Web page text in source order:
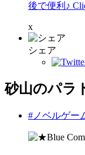
後で便利♪
x
シェア
砂山のパラ
#ノベルゲー